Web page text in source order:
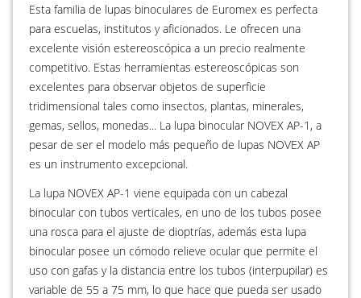
Esta familia de lupas binoculares de Euromex es perfecta
para escuelas, institutos y aficionados. Le ofrecen una
excelente visión estereoscópica a un precio realmente
competitivo. Estas herramientas estereoscópicas son
excelentes para observar objetos de superficie
tridimensional tales como insectos, plantas, minerales,
gemas, sellos, monedas... La lupa binocular NOVEX AP-1, a
pesar de ser el modelo más pequeño de lupas NOVEX AP
es un instrumento excepcional.
La lupa NOVEX AP-1 viene equipada con un cabezal
binocular con tubos verticales, en uno de los tubos posee
una rosca para el ajuste de dioptrías, además esta lupa
binocular posee un cómodo relieve ocular que permite el
uso con gafas y la distancia entre los tubos (interpupilar) es
variable de 55 a 75 mm, lo que hace que pueda ser usado